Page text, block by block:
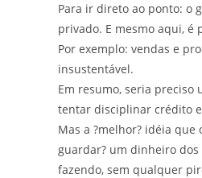
Para ir direto ao ponto: o
privado. E mesmo aqui, é
Por exemplo: vendas e
insustentável.
Em resumo, seria
tentar disciplinar crédito
Mas a ?melhor? idéia
guardar? um dinheiro dos
fazendo, sem qualquer